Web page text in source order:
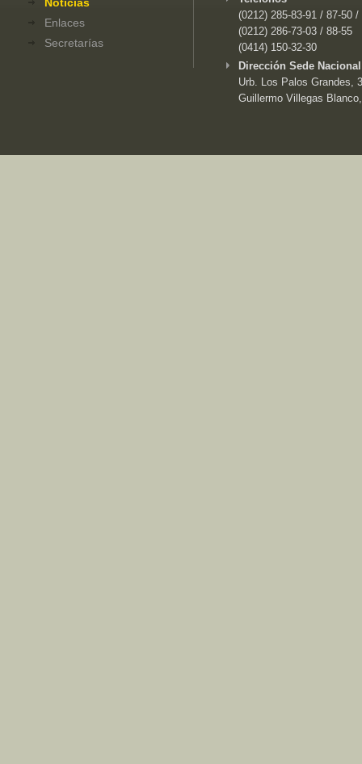
Enlaces
Secretarías
(0212) 285-83-91 / 87-50 /
(0212) 286-73-03 / 88-55
(0414) 150-32-30
Dirección Sede
Urb. Los Palos Grandes,
Guillermo Villegas